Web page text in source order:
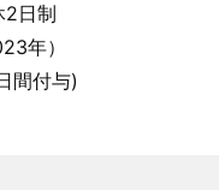
2日制
年）
間付与)